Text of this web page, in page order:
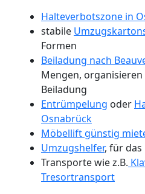
Halteverbotszone in
stabile
Formen
Beiladung nach
Mengen, organisieren
Beiladung
Entrümpelung oder
Osnabrück
Möbellift günstig
Umzugshelfer, für das
Transporte wie z.B.
Tresortransport